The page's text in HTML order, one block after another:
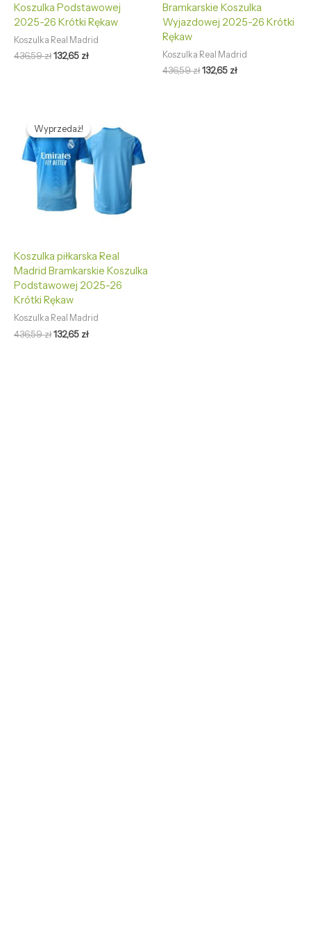
Koszulka Podstawowej
2025-26 Krótki Rękaw
Koszulka Real Madrid
436,59zł132,65 zł
Bramkarskie Koszulka
Wyjazdowej 2025-26 Krótki
Rękaw
Koszulka Real Madrid
436,59zł132,65 zł
Wyprzedaż!
Wyprzedaż!
Koszulka piłkarska Real
Madrid Bramkarskie Koszulka
Podstawowej 2025-26
Krótki Rękaw
Koszulka Real Madrid
436,59zł
cena
wynosiła:
436,59 zł.
132,65 zł
wynosi:
132,65 zł.